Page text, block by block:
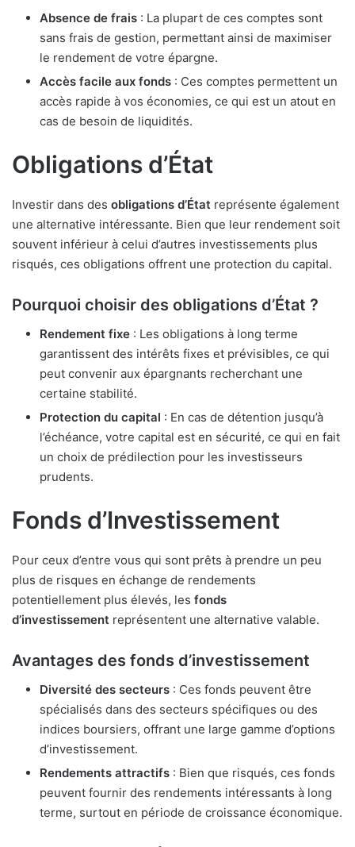
Absence de frais : La plupart de ces comptes sont
sans frais de gestion, permettant ainsi de maximiser
le rendement de votre épargne.
Accès facile aux fonds : Ces comptes permettent un
accès rapide à vos économies, ce qui est un atout en
cas de besoin de liquidités.
Obligations d’État
Investir dans des obligations d’État représente également
une alternative intéressante. Bien que leur rendement soit
souvent inférieur à celui d’autres investissements plus
risqués, ces obligations offrent une protection du capital.
Pourquoi choisir des obligations d’État ?
Rendement fixe : Les obligations à long terme
garantissent des intérêts fixes et prévisibles, ce qui
peut convenir aux épargnants recherchant une
certaine stabilité.
Protection du capital : En cas de détention jusqu’à
l’échéance, votre capital est en sécurité, ce qui en fait
un choix de prédilection pour les investisseurs
prudents.
Fonds d’Investissement
Pour ceux d’entre vous qui sont prêts à prendre un peu
plus de risques en échange de rendements
potentiellement plus élevés, les fonds
d’investissement représentent une alternative valable.
Avantages des fonds d’investissement
Diversité des secteurs : Ces fonds peuvent être
spécialisés dans des secteurs spécifiques ou des
indices boursiers, offrant une large gamme d’options
d’investissement.
Rendements attractifs : Bien que risqués, ces fonds
peuvent fournir des rendements intéressants à long
terme, surtout en période de croissance économique.